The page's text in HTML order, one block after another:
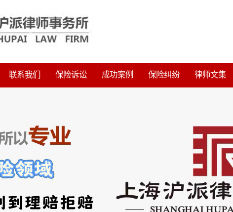
联系我们 保险诉讼 成功案例 保险纠纷 律师文集